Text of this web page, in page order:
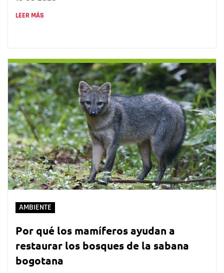
LEER MÁS
AMBIENTE
Por qué los mamíferos ayudan a
restaurar los bosques de la sabana
bogotana